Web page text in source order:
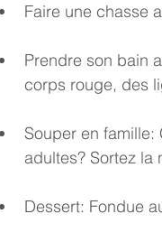
Faire une chasse
Prendre son bain
corps rouge, des
Souper en
adultes? Sortez
Dessert: Fondue